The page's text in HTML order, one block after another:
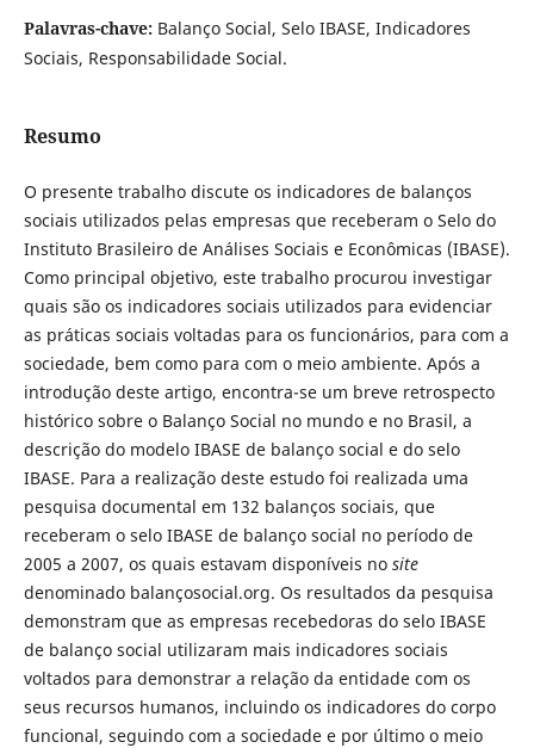
Palavras-chave: Balanço Social, Selo IBASE, Indicadores
Sociais, Responsabilidade Social.
Resumo
O presente trabalho discute os indicadores de balanços
sociais utilizados pelas empresas que receberam o Selo do
Instituto Brasileiro de Análises Sociais e Econômicas (IBASE).
Como principal objetivo, este trabalho procurou investigar
quais são os indicadores sociais utilizados para evidenciar
as práticas sociais voltadas para os funcionários, para com a
sociedade, bem como para com o meio ambiente. Após a
introdução deste artigo, encontra-se um breve retrospecto
histórico sobre o Balanço Social no mundo e no Brasil, a
descrição do modelo IBASE de balanço social e do selo
IBASE. Para a realização deste estudo foi realizada uma
pesquisa documental em 132 balanços sociais, que
receberam o selo IBASE de balanço social no período de
2005 a 2007, os quais estavam disponíveis no site
denominado balançosocial.org. Os resultados da pesquisa
demonstram que as empresas recebedoras do selo IBASE
de balanço social utilizaram mais indicadores sociais
voltados para demonstrar a relação da entidade com os
seus recursos humanos, incluindo os indicadores do corpo
funcional, seguindo com a sociedade e por último o meio